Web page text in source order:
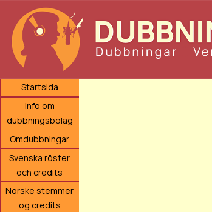
Startsida
Info om
dubbningsbolag
Omdubbningar
Svenska röster
och credits
Norske stemmer
og credits